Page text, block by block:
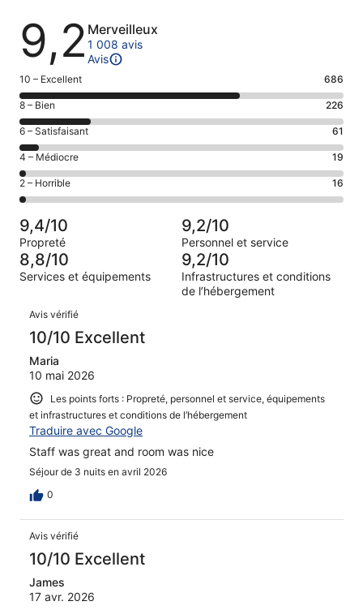
Avis
9,2 Merveilleux
1 008 avis
Avis
Note
des
voyageurs
de 10
(Excellent),
d’après 686 avis
sur 1008.
10 – Excellent 686
Note
des
voyageurs
de 8
(Bien),
d’après 226 avis
sur 1008.
8 – Bien 226
Note
des
voyageurs
de 6
(Satisfaisant),
sur 1008.
6 – Satisfaisant 61
Note
des
voyageurs
de 4
(Médiocre),
d’après 19 avis
sur 1008.
4 – Médiocre 19
Note
des
voyageurs
de 2
(Horrible),
d’après 16 avis
sur 1008.
2 – Horrible 16
9,4/10
Propreté
9,2/10
Personnel et service
8,8/10
Services et équipements
9,2/10
Infrastructures et conditions
de l’hébergement
Avis
Avis vérifié
10/10 Excellent
Maria
10 mai 2026
Les points forts : Propreté, personnel et service, équipements
et infrastructures et conditions de l’hébergement
Traduire avec Google
Staff was great and room was nice
Séjour de 3 nuits en avril 2026
0
Avis vérifié
10/10 Excellent
James
17 avr. 2026